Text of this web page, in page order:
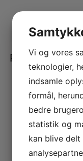
Relaterede
La tromba
KR. 70,00
Vi og vores
teknologier,
indsamle
formål,
bedre
statistik og
kan blive delt